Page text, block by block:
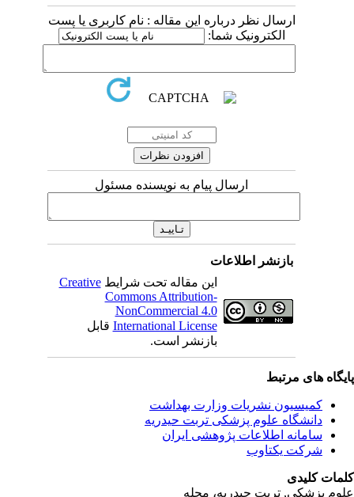
ارسال نظر درباره این مقاله : نام کاربری یا پست
الکترونیک شما:
ارسال پیام به نویسنده مسئول
بازنشر اطلاعات
این مقاله تحت شرایطCreative
Commons Attribution-
NonCommercial 4.0
International Licenseقابل
بازنشر است.
مرتبط
نشریات وزارت بهداشت
علوم پزشکی تربت حیدریه
اطلاعات پژوهشی ایران
یکتاوب
تربت حیدریه، مجله